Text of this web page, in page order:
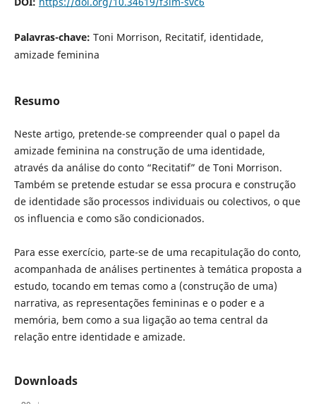
Palavras-chave: Toni Morrison, Recitatif, identidade,
amizade feminina
Resumo
Neste artigo, pretende-se compreender qual o papel da
amizade feminina na construção de uma identidade,
através da análise do conto “Recitatif” de Toni Morrison.
Também se pretende estudar se essa procura e construção
de identidade são processos individuais ou colectivos, o que
os influencia e como são condicionados.
Para esse exercício, parte-se de uma recapitulação do conto,
acompanhada de análises pertinentes à temática proposta a
estudo, tocando em temas como a (construção de uma)
narrativa, as representações femininas e o poder e a
memória, bem como a sua ligação ao tema central da
relação entre identidade e amizade.
Downloads